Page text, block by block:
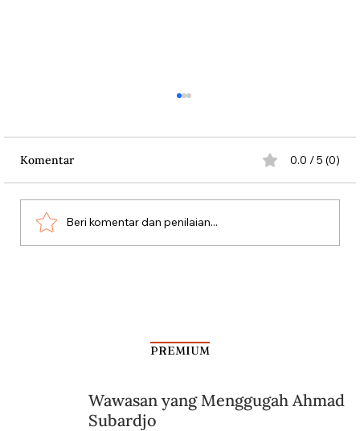
Aksi Koboi Jenderal Moestopo
Komentar 0.0 / 5 (0)
Beri komentar dan penilaian...
PREMIUM
Wawasan yang Menggugah Ahmad
Subardjo